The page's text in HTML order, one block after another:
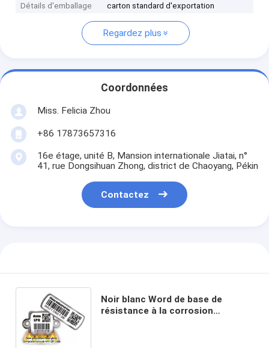
Détails d'emballage
carton standard d'exportation
Regardez plus
Coordonnées
Miss. Felicia Zhou
+86 17873657316
16e étage, unité B, Mansion internationale Jiatai, n°
41, rue Dongsihuan Zhong, district de Chaoyang, Pékin
Contactez
Noir blanc Word de base de
résistance à la corrosion